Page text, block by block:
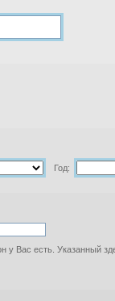
Год:
у Вас есть. Указанный